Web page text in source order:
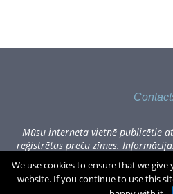
Mūsu interneta vietnē publicētie
reģistrētas preču zīmes.
lūdzam sazināties, rakstot uz
Visas cenas norādītas
We use cookies to ensure that we
website. If you continue to use this